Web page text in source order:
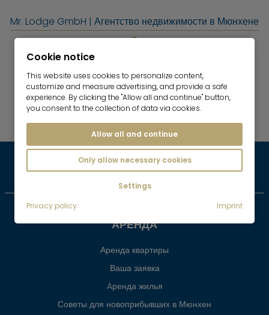
Mr. Lodge GmbH | Агентство недвижимости в Мюнхене
Информация о Мюнхене
Окрестности Мюнхена
Отмена договора о посредничестве
АРЕНДА
Аренда квартиры
Ваша заявка
Aренда жилья
Советы для новоприбывших в Мюнхен
Cookie notice
This website uses cookies to personalize content,
customize and measure advertising, and provide a safe
experience. By clicking the "Allow all and continue" button,
you consent to the collection of data via cookies.
Allow all and continue
Only allow necessary cookies
Settings
Privacy policy
Imprint